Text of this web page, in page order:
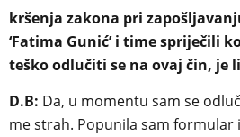
kršenja zakona pri
‘Fatima Gunić’ i time spriječili
teško odlučiti se na ovaj čin, je
D.B: Da, u momentu sam se
me strah. Popunila sam formular